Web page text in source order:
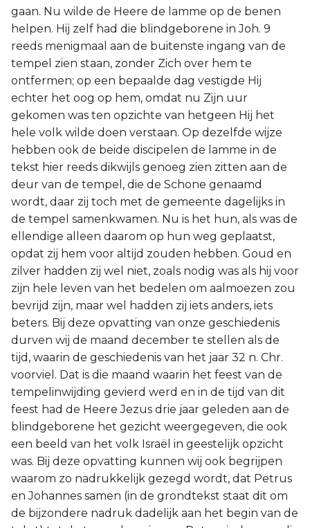
gaan. Nu wilde de Heere de lamme op de benen
helpen. Hij zelf had die blindgeborene in Joh. 9
reeds menigmaal aan de buitenste ingang van de
tempel zien staan, zonder Zich over hem te
ontfermen; op een bepaalde dag vestigde Hij
echter het oog op hem, omdat nu Zijn uur
gekomen was ten opzichte van hetgeen Hij het
hele volk wilde doen verstaan. Op dezelfde wijze
hebben ook de beide discipelen de lamme in de
tekst hier reeds dikwijls genoeg zien zitten aan de
deur van de tempel, die de Schone genaamd
wordt, daar zij toch met de gemeente dagelijks in
de tempel samenkwamen. Nu is het hun, als was de
ellendige alleen daarom op hun weg geplaatst,
opdat zij hem voor altijd zouden hebben. Goud en
zilver hadden zij wel niet, zoals nodig was als hij voor
zijn hele leven van het bedelen om aalmoezen zou
bevrijd zijn, maar wel hadden zij iets anders, iets
beters. Bij deze opvatting van onze geschiedenis
durven wij de maand december te stellen als de
tijd, waarin de geschiedenis van het jaar 32 n. Chr.
voorviel. Dat is die maand waarin het feest van de
tempelinwijding gevierd werd en in de tijd van dit
feest had de Heere Jezus drie jaar geleden aan de
blindgeborene het gezicht weergegeven, die ook
een beeld van het volk Israël in geestelijk opzicht
was. Bij deze opvatting kunnen wij ook begrijpen
waarom zo nadrukkelijk gezegd wordt, dat Petrus
en Johannes samen (in de grondtekst staat dit om
de bijzondere nadruk dadelijk aan het begin van de